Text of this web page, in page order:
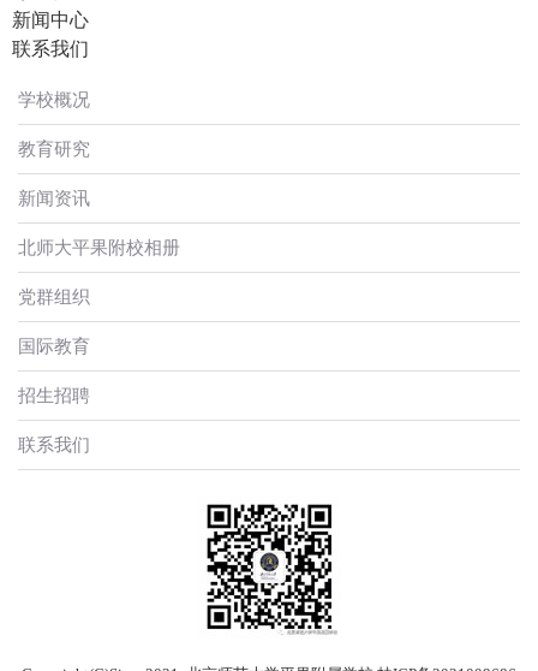
新闻中心
联系我们
学校概况
教育研究
新闻资讯
北师大平果附校相册
党群组织
国际教育
招生招聘
联系我们